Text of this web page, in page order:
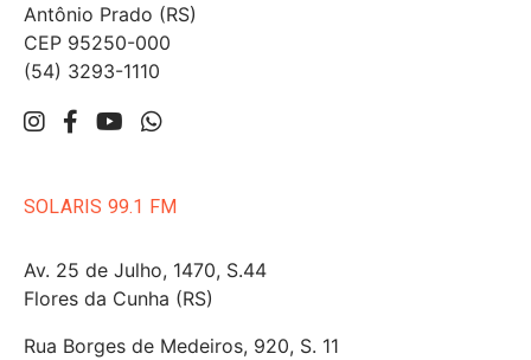
Antônio Prado (RS)
CEP 95250-000
(54) 3293-1110
SOLARIS 99.1 FM
Av. 25 de Julho, 1470, S.44
Flores da Cunha (RS)
Rua Borges de Medeiros, 920, S. 11